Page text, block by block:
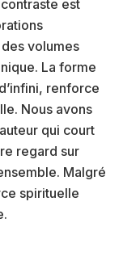
est
volumes
La forme
renforce
Nous avons
qui court
regard sur
Malgré
spirituelle